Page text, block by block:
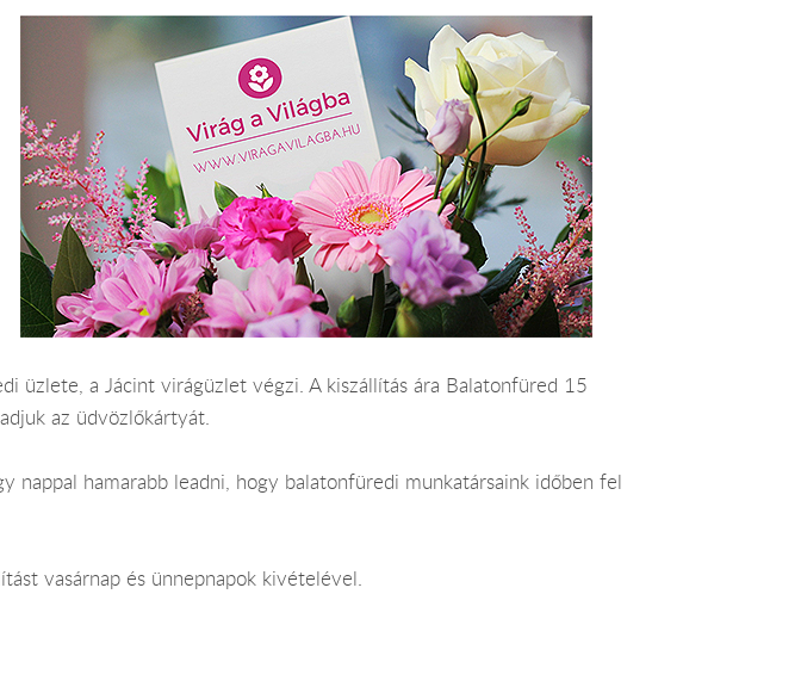
üzlete, a Jácint virágüzlet végzi. A kiszállítás ára Balatonfüred 15
az üdvözlőkártyát.
hamarabb leadni, hogy balatonfüredi munkatársaink időben fel
vasárnap és ünnepnapok kivételével.